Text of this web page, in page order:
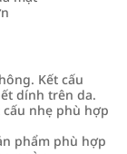
Kết cấu
dính trên da.
cấu nhẹ phù hợp
phẩm phù hợp